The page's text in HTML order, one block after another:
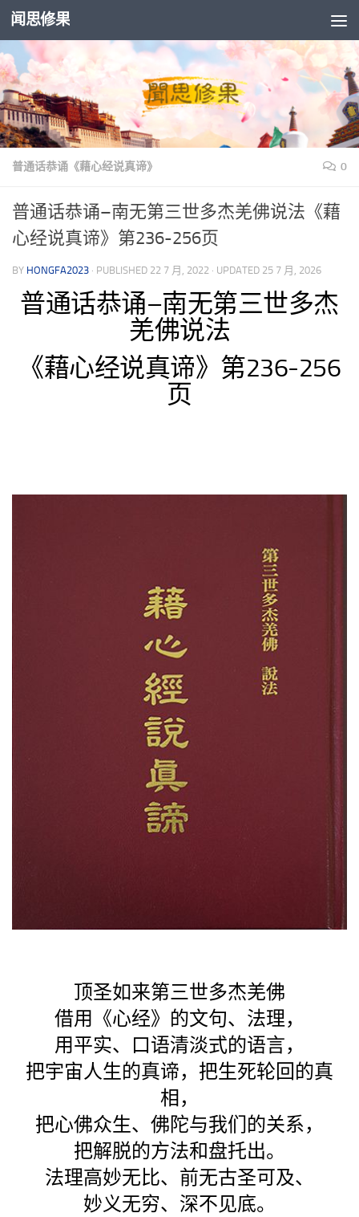
Skip to content
闻思修果
普通话恭诵《藉心经说真谛》 0
普通话恭诵–南无第三世多杰羌佛说法《藉
心经说真谛》第236-256页
BY HONGFA2023 · PUBLISHED 22 7 月, 2022 · UPDATED 25 7 月, 2026
普通话恭诵–南无第三世多杰
羌佛说法
《藉心经说真谛》第236-256
页
顶圣如来第三世多杰羌佛
借用《心经》的文句、法理，
用平实、口语清淡式的语言，
把宇宙人生的真谛，把生死轮回的真
相，
把心佛众生、佛陀与我们的关系，
把解脱的方法和盘托出。
法理高妙无比、前无古圣可及、
妙义无穷、深不见底。